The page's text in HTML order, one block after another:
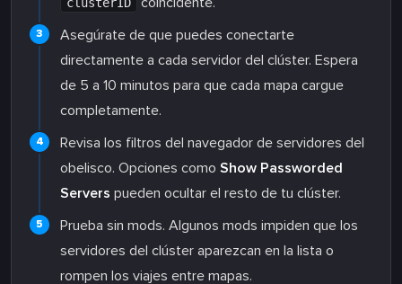
Asegúrate de que puedes conectarte
directamente a cada servidor del clúster. Espera
de 5 a 10 minutos para que cada mapa cargue
completamente.
Revisa los filtros del navegador de servidores del
obelisco. Opciones como Show Passworded
Servers pueden ocultar el resto de tu clúster.
Prueba sin mods. Algunos mods impiden que los
servidores del clúster aparezcan en la lista o
rompen los viajes entre mapas.